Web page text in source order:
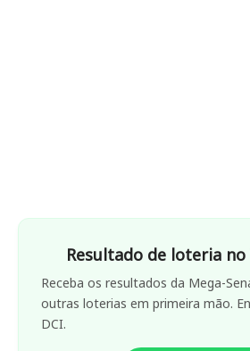
Resultado de loteria
Receba os resultados da Mega-
outras loterias em primeira mão.
DCI.